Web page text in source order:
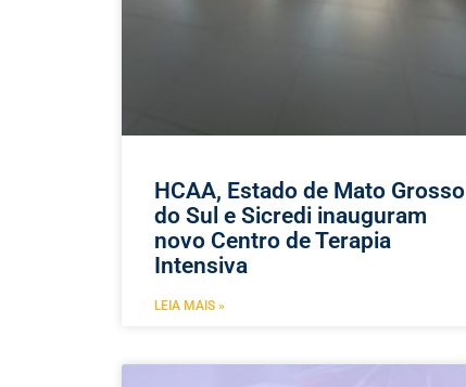
HCAA, Estado de Mato Grosso
do Sul e Sicredi inauguram
novo Centro de Terapia
Intensiva
LEIA MAIS »